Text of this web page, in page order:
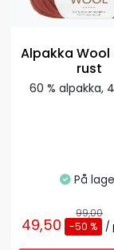
Alpakka Wool
rust
60 % alpakka,
På
99,00
49,50 -50 % /